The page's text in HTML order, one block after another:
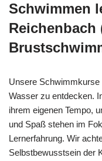
Schwimmen
Reichenbach
Unsere Schwimmkurse
Wasser zu entdecken.
ihrem eigenen Tempo,
und Spaß stehen im
Lernerfahrung. Wir
Selbstbewusstsein der